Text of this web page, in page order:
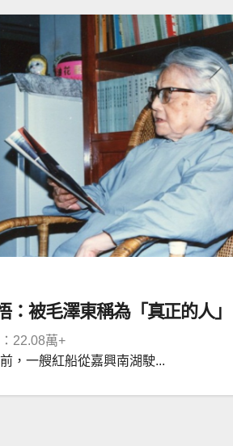
：被毛澤東稱為「真正的人」
22.08萬+
，一艘紅船從嘉興南湖駛...